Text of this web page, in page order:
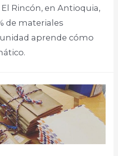
Rincón, en Antioquia,
de materiales
aprende cómo